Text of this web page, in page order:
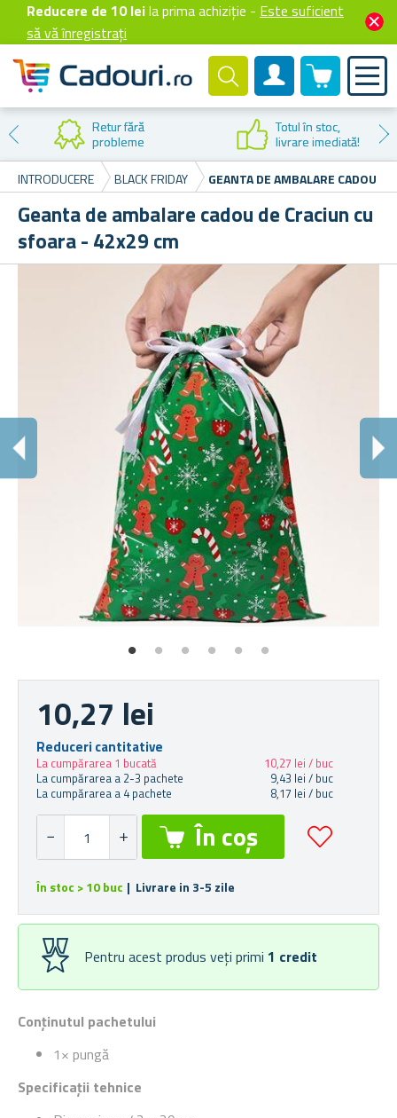
Reducere de 10 leila prima achiziție - Este suficient
să vă înregistrați
Cont client
0 produselor
Retur fără
probleme
Totul în stoc,
livrare imediată!
INTRODUCERE
BLACK FRIDAY GEANTA DE AMBALARE CADOU
Geanta de ambalare cadou de Craciun cu
sfoara - 42x29 cm
Conținutul pachetului
1× pungă
Specificații tehnice
10,27 lei
Reduceri cantitative
La cumpărarea 1 bucată
10,27 lei / buc
La cumpărarea a 2-3 pachete
9,43 lei / buc
La cumpărarea a 4 pachete
8,17 lei / buc
În stoc > 10 buc | Livrare in 3-5 zile
Pentru acest produs veți primi 1 credit